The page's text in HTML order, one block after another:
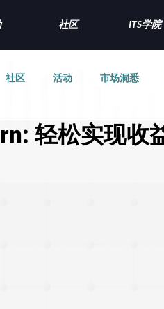
社区 ITS学院
社区 活动 市场洞悉
轻松实现收